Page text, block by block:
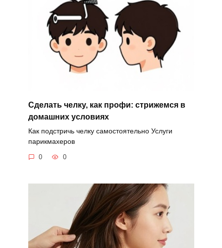
Сделать челку, как профи: стрижемся в
домашних условиях
Как подстричь челку самостоятельно Услуги
парикмахеров
0 0